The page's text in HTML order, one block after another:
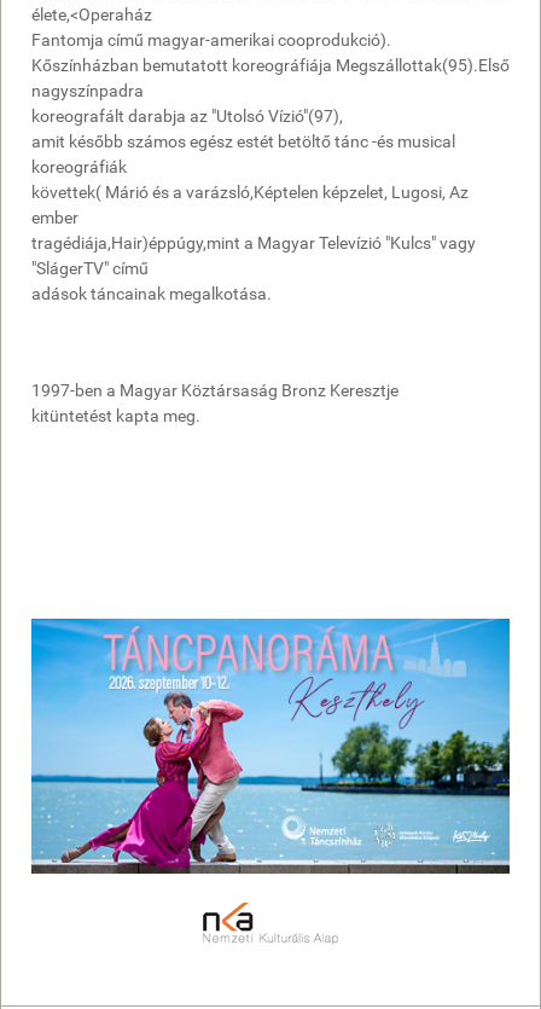
élete,<Operaház
Fantomja című magyar-amerikai cooprodukció).
Kőszínházban bemutatott koreográfiája Megszállottak(95).Első
nagyszínpadra
koreografált darabja az "Utolsó Vízió"(97),
amit később számos egész estét betöltő tánc -és musical
koreográfiák
követtek( Márió és a varázsló,Képtelen képzelet, Lugosi, Az
ember
tragédiája,Hair)éppúgy,mint a Magyar Televízió "Kulcs" vagy
"SlágerTV" című
adások táncainak megalkotása.
1997-ben a Magyar Köztársaság Bronz Keresztje
kitüntetést kapta meg.